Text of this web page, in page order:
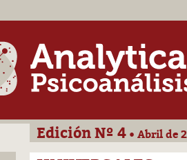
Edición Nº 4 • Abril de